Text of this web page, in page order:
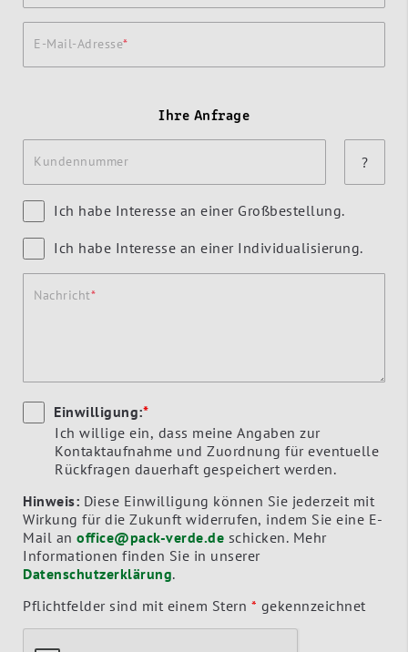
E-Mail-Adresse
Ihre Anfrage
Kundennummer ?
Ich habe Interesse an einer Großbestellung.
Ich habe Interesse an einer Individualisierung.
Nachricht
Einwilligung:*
Ich willige ein, dass meine Angaben zur
Kontaktaufnahme und Zuordnung für eventuelle
Rückfragen dauerhaft gespeichert werden.
Hinweis: Diese Einwilligung können Sie jederzeit mit
Wirkung für die Zukunft widerrufen, indem Sie eine E-
Mail an office@pack-verde.de
Informationen finden Sie in unserer
Datenschutzerklärung.
Pflichtfelder sind mit einem Stern * gekennzeichnet